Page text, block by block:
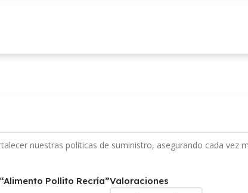
nuestras políticas de suministro, asegurando cada vez
Valoraciones
Pollito Recría”